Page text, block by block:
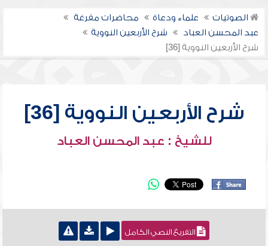
الصوتيات علماء ودعاة
محاضرات مفرغة
عبد المحسن العباد
شرح الأربعين النووية
شرح الأربعين النووية [36]
شرح الأربعين النووية [36]
للشيخ : عبد المحسن العباد
التفريغ النصي الكامل